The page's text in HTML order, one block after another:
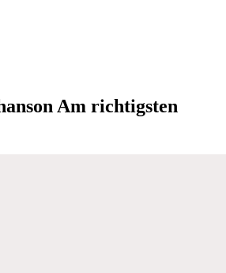
Am richtigsten